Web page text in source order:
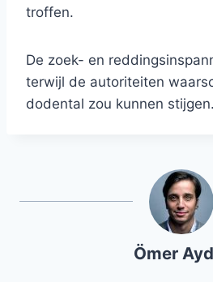
troffen.
De zoek- en
terwijl de autoriteiten
dodental zou kunnen stijgen.
Ömer